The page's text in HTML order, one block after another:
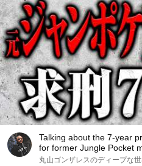
Talking about the 7-year
for former Jungle Pocket
丸山ゴンザレスのディープな